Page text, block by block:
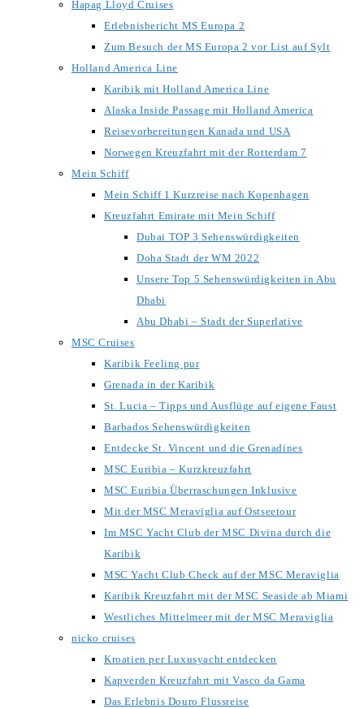
Hapag Lloyd Cruises
Erlebnisbericht MS Europa 2
Zum Besuch der MS Europa 2 vor List auf Sylt
Holland America Line
Karibik mit Holland America Line
Alaska Inside Passage mit Holland America
Reisevorbereitungen Kanada und USA
Norwegen Kreuzfahrt mit der Rotterdam 7
Mein Schiff
Mein Schiff 1 Kurzreise nach Kopenhagen
Kreuzfahrt Emirate mit Mein Schiff
Dubai TOP 3 Sehenswürdigkeiten
Doha Stadt der WM 2022
Unsere Top 5 Sehenswürdigkeiten in Abu
Dhabi
Abu Dhabi – Stadt der Superlative
MSC Cruises
Karibik Feeling pur
Grenada in der Karibik
St. Lucia – Tipps und Ausflüge auf eigene Faust
Barbados Sehenswürdigkeiten
Entdecke St. Vincent und die Grenadines
MSC Euribia – Kurzkreuzfahrt
MSC Euribia Überraschungen Inklusive
Mit der MSC Meraviglia auf Ostseetour
Im MSC Yacht Club der MSC Divina durch die
Karibik
MSC Yacht Club Check auf der MSC Meraviglia
Karibik Kreuzfahrt mit der MSC Seaside ab Miami
Westliches Mittelmeer mit der MSC Meraviglia
nicko cruises
Kroatien per Luxusyacht entdecken
Kapverden Kreuzfahrt mit Vasco da Gama
Das Erlebnis Douro Flussreise